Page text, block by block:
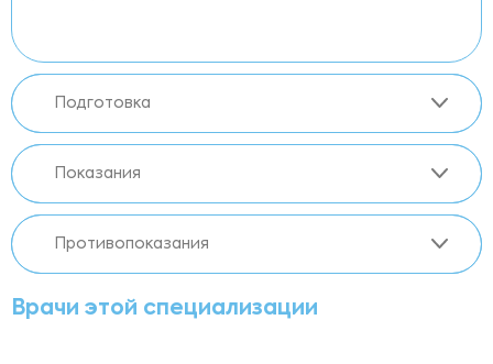
Подготовка
Показания
Противопоказания
Врачи этой специализации